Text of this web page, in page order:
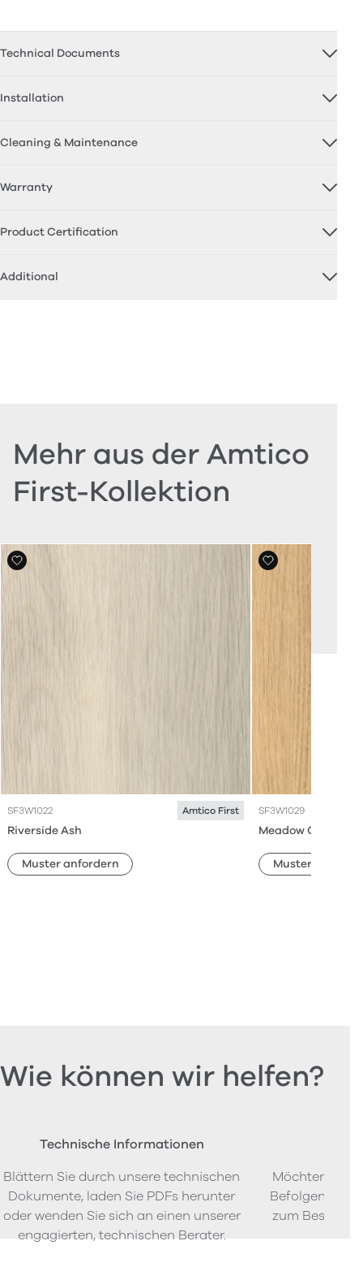
Technical Documents
Installation
Cleaning & Maintenance
Warranty
Product Certification
Additional
Mehr aus der Amtico
First-Kollektion
SF3W1022 Amtico First
Riverside Ash
Muster anfordern
SF3W1029
Meadow Oak
Muster
Wie können wir helfen?
Technische Informationen
Blättern Sie durch unsere technischen
Dokumente, laden Sie PDFs herunter
oder wenden Sie sich an einen unserer
engagierten, technischen Berater.
Möchten Sie
Befolgen Sie
zum